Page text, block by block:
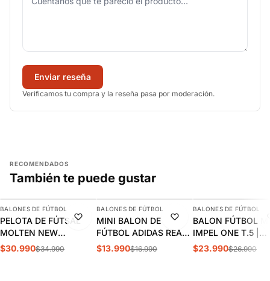
Enviar reseña
Verificamos tu compra y la reseña pasa por moderación.
RECOMENDADOS
También te puede gustar
-11%
AGREGAR
BALONES DE FÚTBOL
PELOTA DE FÚTSAL
MOLTEN NEW
VANTAGGIO 1900 N°4 |
$30.990$34.990
-18%
AGREGAR
BALONES DE FÚTBOL
MINI BALON DE
FÚTBOL ADIDAS REAL
MADRID JN7306
$13.990$16.990
-11%
BALONES DE FÚTBOL
BALON FÚTBOL
IMPEL ONE T.5 |
MI37451
$23.990$26.990